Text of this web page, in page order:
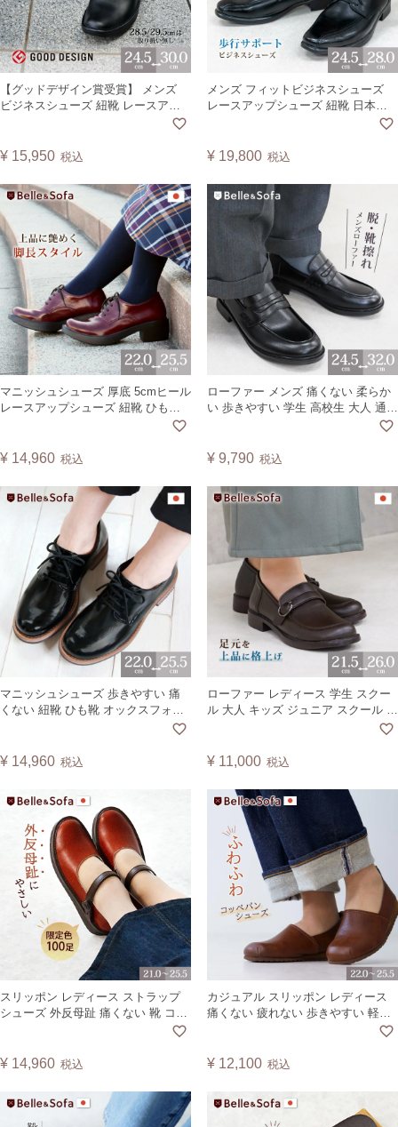
【グッドデザイン賞受賞】 メンズ
ビジネスシューズ 紐靴 レースアッ
プシューズ コンフォートシューズ
ーガンレザー HAWK1【A】
¥ 15,950 税込
メンズ フィットビジネスシューズ
レースアップシューズ 紐靴 日本製
¥ 19,800 税込
マニッシュシューズ 厚底 5cmヒール
レースアップシューズ 紐靴 ひも靴
オックスフォード エナメル クラシ
外反母趾 日本製 BONNY
¥ 14,960 税込
ローファー メンズ 痛くない 柔らか
い 歩きやすい 学生 高校生 大人 通勤
通学 紳士靴 冠婚葬祭 コインローフ
¥ 9,790 税込
マニッシュシューズ 歩きやすい 痛
くない 紐靴 ひも靴 オックスフォー
ド エナメル 艶 クラシカル フラット
¥ 14,960 税込
ローファー レディース 学生 スクー
ル 大人 キッズ ジュニア スクール ベ
ルト 履きやすい 通学 通勤 入学 卒業
工房 Belle ベルNo.A0663
¥ 11,000 税込
スリッポン レディース ストラップ
シューズ 外反母趾 痛くない 靴 コン
フォートシューズ おしゃれ カジュ
イン賞 ハンズフリー 歩きやすい 疲
マグネット 磁石 日本製 カヤック
KAYAK【A】
¥ 14,960 税込
カジュアル スリッポン レディース
痛くない 疲れない 歩きやすい 軽量
旅行 コンフォートシューズ ヴィー
¥ 12,100 税込